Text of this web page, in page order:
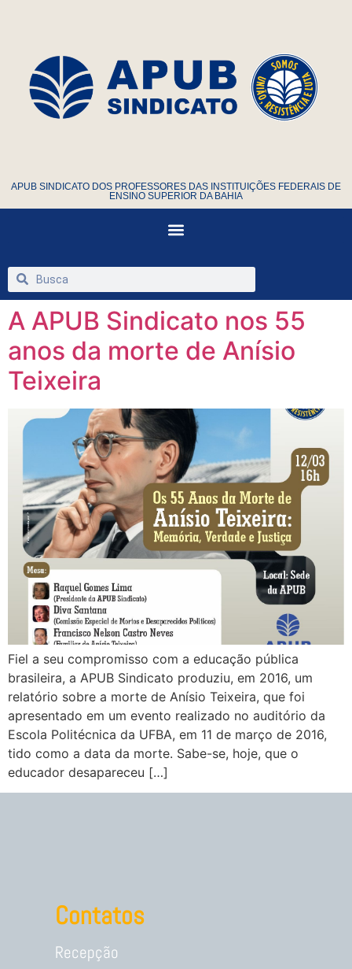
APUB SINDICATO DOS PROFESSORES DAS INSTITUIÇÕES FEDERAIS DE
ENSINO SUPERIOR DA BAHIA
A APUB Sindicato nos 55
anos da morte de Anísio
Teixeira
Fiel a seu compromisso com a educação pública
brasileira, a APUB Sindicato produziu, em 2016, um
relatório sobre a morte de Anísio Teixeira, que foi
apresentado em um evento realizado no auditório da
Escola Politécnica da UFBA, em 11 de março de 2016,
tido como a data da morte. Sabe-se, hoje, que o
educador desapareceu […]
Contatos
Recepção